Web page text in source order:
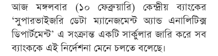
আজ মঙ্গলবার (১০ ফেব্রুয়ারি) কেন্দ্রীয় ব্যাংকের
‘সুপারভাইজরি ডেটা ম্যানেজমেন্ট অ্যান্ড এনালিটিক্স
ডিপার্টমেন্ট’ এ সংক্রান্ত একটি সার্কুলার জারি করে সব
ব্যাংককে এই নির্দেশনা মেনে চলতে বলেছে।